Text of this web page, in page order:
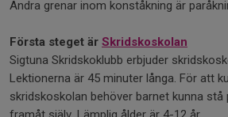
Andra grenar inom konståkning är
Första steget är Skridskoskolan
Sigtuna Skridskoklubb erbjuder
Lektionerna är 45 minuter långa. För att
skridskoskolan behöver barnet kunna